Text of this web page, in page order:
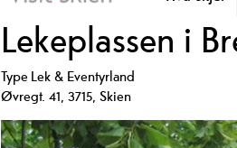
Lekeplassen i
TypeLek & Eventyrland
Øvregt. 41, 3715, Skien